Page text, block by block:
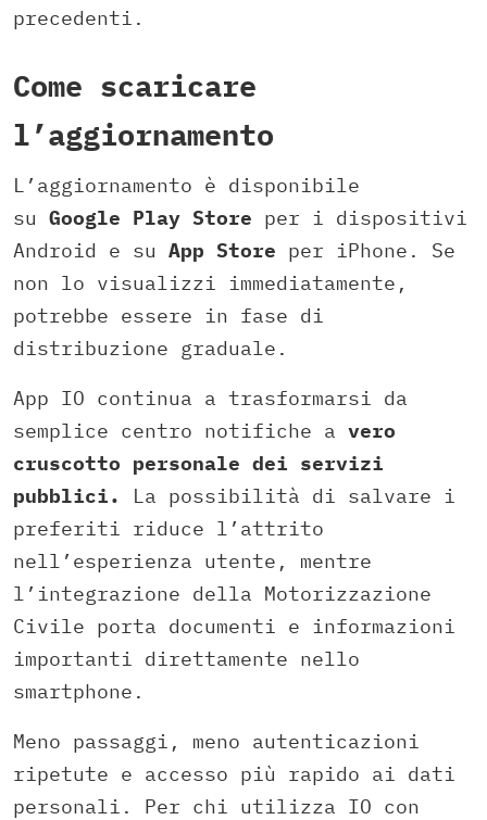
precedenti.
Come scaricare
l’aggiornamento
L’aggiornamento è disponibile
su Google Play Store per i dispositivi
Android e su App Store per iPhone. Se
non lo visualizzi immediatamente,
potrebbe essere in fase di
distribuzione graduale.
App IO continua a trasformarsi da
semplice centro notifiche a vero
cruscotto personale dei servizi
pubblici.
La possibilità di salvare i
preferiti riduce l’attrito
nell’esperienza utente, mentre
l’integrazione della Motorizzazione
Civile porta documenti e informazioni
importanti direttamente nello
smartphone.
Meno passaggi, meno autenticazioni
ripetute e accesso più rapido ai dati
personali. Per chi utilizza IO con